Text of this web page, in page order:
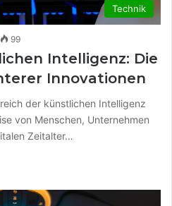
Technik
99
Intelligenz: Die
Innovationen
der künstlichen Intelligenz
von Menschen, Unternehmen
Zeitalter…